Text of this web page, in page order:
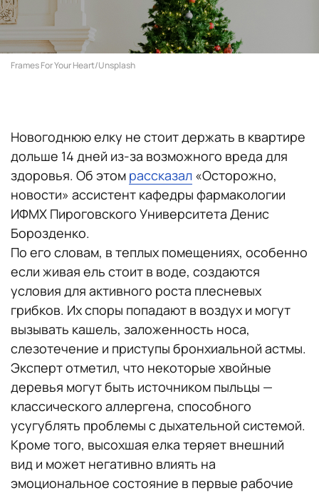
Frames For Your Heart/Unsplash
Новогоднюю елку не стоит держать в квартире
дольше 14 дней из-за возможного вреда для
здоровья. Об этом рассказал «Осторожно,
новости» ассистент кафедры фармакологии
ИФМХ Пироговского Университета Денис
Борозденко.
По его словам, в теплых помещениях, особенно
если живая ель стоит в воде, создаются
условия для активного роста плесневых
грибков. Их споры попадают в воздух и могут
вызывать кашель, заложенность носа,
слезотечение и приступы бронхиальной астмы.
Эксперт отметил, что некоторые хвойные
деревья могут быть источником пыльцы —
классического аллергена, способного
усугублять проблемы с дыхательной системой.
Кроме того, высохшая елка теряет внешний
вид и может негативно влиять на
эмоциональное состояние в первые рабочие